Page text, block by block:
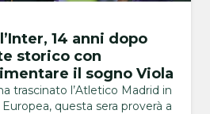
14 anni dopo
storico con
il sogno Viola
trascinato l’Atletico Madrid in
questa sera proverà a